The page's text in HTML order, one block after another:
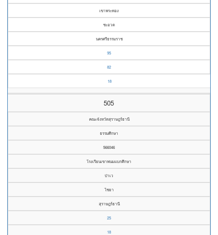
เขาพระทอง
ชะอวด
นครศรีธรรมราช
95
82
18
505
คณะจังหวัดสุราษฎร์ธานี
ธรรมศึกษา
566046
โรงเรียนเขาพนมแบกศึกษา
ป่าเว
ไชยา
สุราษฎร์ธานี
25
18